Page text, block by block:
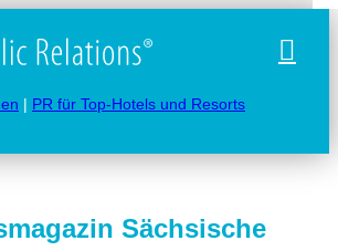
| PR für Top-Hotels und Resorts
Sächsische